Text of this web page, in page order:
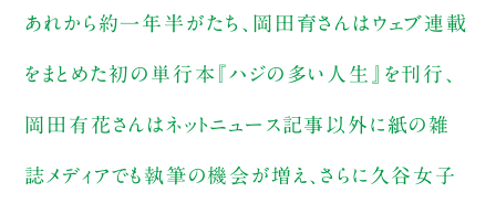
あれから約一年半がたち、岡田育さんはウェブ連載
をまとめた初の単行本『ハジの多い人生』を刊行、
岡田有花さんはネットニュース記事以外に紙の雑
誌メディアでも執筆の機会が増え、さらに久谷女子